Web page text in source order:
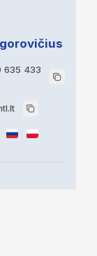
635 433